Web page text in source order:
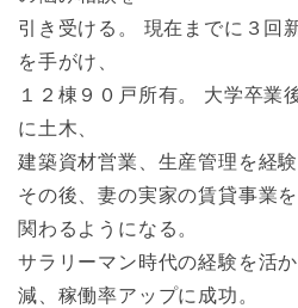
引き受ける。 現在までに３回
を手がけ、
１２棟９０戸所有。 大学卒業
に土木、
建築資材営業、生産管理を経験
その後、妻の実家の賃貸事業
関わるようになる。
サラリーマン時代の経験を活
減、稼働率アップに成功。